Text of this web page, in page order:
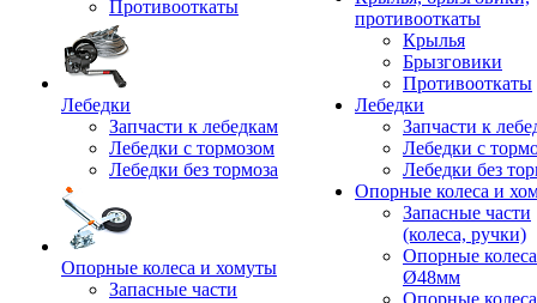
Противооткаты
Лебедки
Запчасти к лебедкам
Лебедки с тормозом
Лебедки без тормоза
Опорные колеса и хомуты
Запасные части
противооткаты
Крылья
Брызговики
Противооткаты
Лебедки
Запчасти к
Лебедки с
Лебедки без
Опорные колеса и
Запасные части
(колеса, ручки)
Опорные колеса
Ø48мм
Опорные колеса